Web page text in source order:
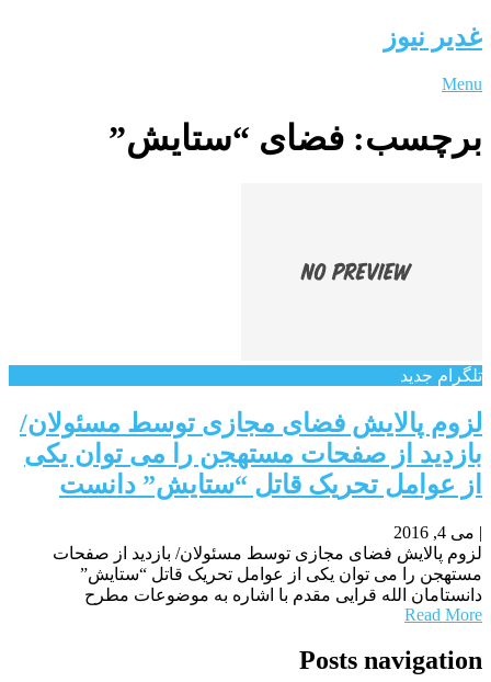
غدیر نیوز
Menu
برچسب: فضای “ستایش”
تلگرام جدید
لزوم پالایش فضای مجازی توسط مسئولان/
بازدید از صفحات مستهجن را می توان یکی
از عوامل تحریک قاتل “ستایش” دانست
| می 4, 2016
لزوم پالایش فضای مجازی توسط مسئولان/ بازدید از صفحات
مستهجن را می توان یکی از عوامل تحریک قاتل “ستایش”
دانستامان الله قرایی مقدم با اشاره به موضوعات مطرح
Read More
Posts navigation